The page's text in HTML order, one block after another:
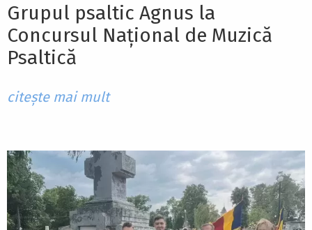
Grupul psaltic Agnus la
Concursul Național de Muzică
Psaltică
citește mai mult